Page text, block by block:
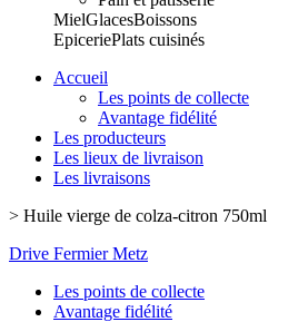
MielGlacesBoissons
EpiceriePlats cuisinés
Accueil
Les points de collecte
Avantage fidélité
Les producteurs
Les lieux de livraison
Les livraisons
> Huile vierge de colza-citron 750ml
Drive Fermier Metz
Les points de collecte
Avantage fidélité